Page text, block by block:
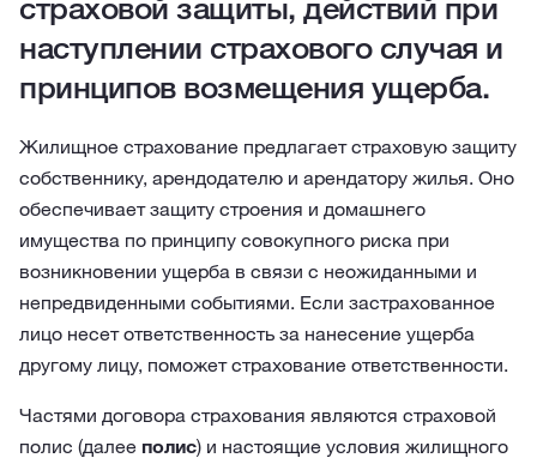
наступлении страхового случая и
принципов возмещения ущерба.
Жилищное страхование предлагает страховую защиту
собственнику, арендодателю и арендатору жилья. Оно
обеспечивает защиту строения и домашнего
имущества по принципу совокупного риска при
возникновении ущерба в связи с неожиданными и
непредвиденными событиями. Если застрахованное
лицо несет ответственность за нанесение ущерба
другому лицу, поможет страхование ответственности.
Частями договора страхования являются страховой
полис (далее полис) и настоящие условия жилищного